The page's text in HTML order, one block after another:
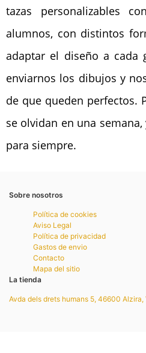
tazas personalizables
alumnos, con distintos
adaptar el diseño a cada
enviarnos los dibujos y
de que queden perfectos.
se olvidan en una
para siempre.
Sobre nosotros
Política de cookies
Aviso Legal
Política de privacidad
Gastos de envio
Contacto
Mapa del sitio
La tienda
Avda dels drets humans 5, 46600 Alzira,